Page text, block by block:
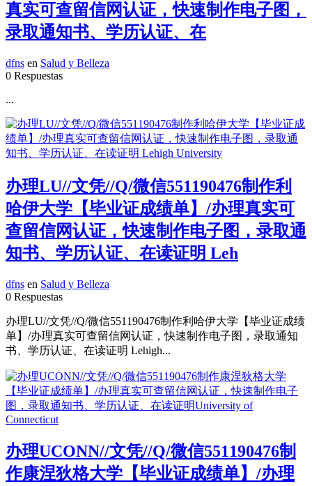
真实可查留信网认证，快速制作电子图，
录取通知书、学历认证、在
dfns en Salud y Belleza
0 Respuestas
...
办理LU//文凭//Q/微信551190476制作利
哈伊大学【毕业证成绩单】/办理真实可
查留信网认证，快速制作电子图，录取通
知书、学历认证、在读证明 Leh
dfns en Salud y Belleza
0 Respuestas
办理LU//文凭//Q/微信551190476制作利哈伊大学【毕业证成绩
单】/办理真实可查留信网认证，快速制作电子图，录取通知
书、学历认证、在读证明 Lehigh...
办理UCONN//文凭//Q/微信551190476制
作康涅狄格大学【毕业证成绩单】/办理